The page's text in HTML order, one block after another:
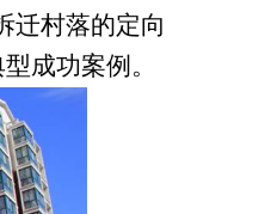
迁村落的定向
成功案例。